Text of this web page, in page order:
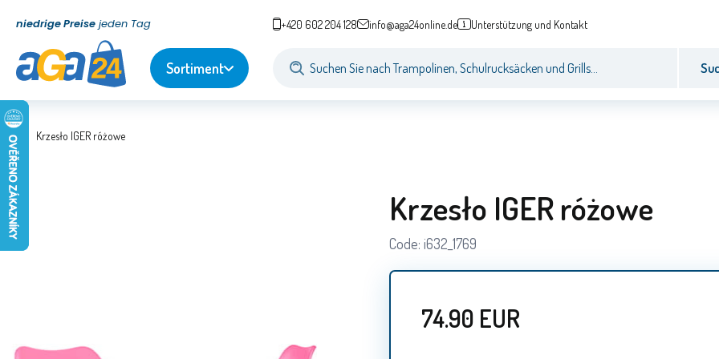
niedrige Preise jeden Tag +420 602 204 128 info@aga24online.de Unterstützung und Kontakt
Sortiment
Krzesło IGER różowe
Krzesło IGER różowe
Code: i632_1769
74.90 EUR